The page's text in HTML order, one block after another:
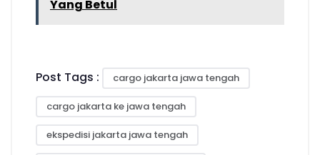
Yang Betul
Post Tags : cargo jakarta jawa tengah
cargo jakarta ke jawa tengah
ekspedisi jakarta jawa tengah